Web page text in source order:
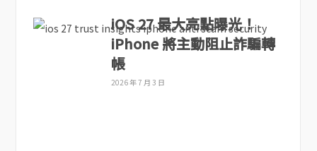
iOS 27 最大亮點曝光！
iPhone 將主動阻止詐騙轉
帳
2026 年 7 月 3 日